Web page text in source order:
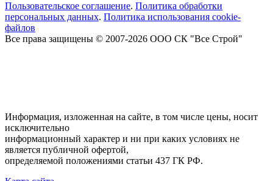
Пользовательское соглашение. Политика обработки
персональных данных. Политика использования cookie-
файлов
Все права защищены © 2007-2026 ООО СК "Все Строй"
Информация, изложенная на сайте, в том числе цены, носит
исключительно
информационный характер и ни при каких условиях не
является публичной офертой,
определяемой положениями статьи 437 ГК РФ.